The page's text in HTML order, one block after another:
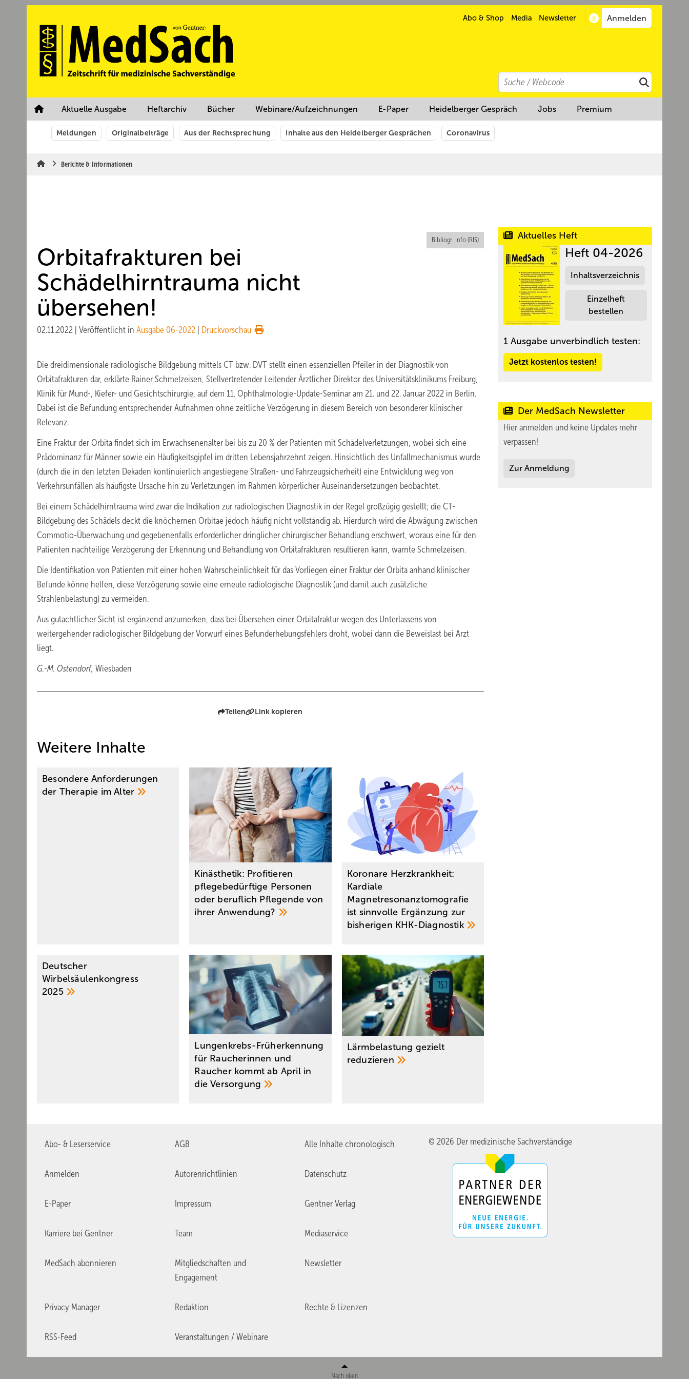
Abo & Shop Media Newsletter
Search
Suchen
Aktuelle Ausgabe Heftarchiv Bücher Webinare/Aufzeichnungen E-Paper Heidelberger Gespräch Jobs Premium
Meldungen Originalbeiträge Aus der Rechtsprechung Inhalte aus den Heidelberger Gesprächen Coronavirus
Berichte & Informationen
Bibliogr. Info (RIS)
Orbitafrakturen bei
Schädelhirntrauma nicht
übersehen!
02.11.2022 Veröffentlicht in Ausgabe 06-2022 Druckvorschau
Die dreidimensionale radiologische Bildgebung mittels CT bzw. DVT stellt einen essenziellen Pfeiler in der Diagnostik von
Orbitafrakturen dar, erklärte Rainer Schmelzeisen, Stellvertretender Leitender Ärztlicher Direktor des Universitätsklinikums Freiburg,
Klinik für Mund-, Kiefer- und Gesichtschirurgie, auf dem 11. Ophthalmologie-Update-Seminar am 21. und 22. Januar 2022 in Berlin.
Dabei ist die Befundung entsprechender Aufnahmen ohne zeitliche Verzögerung in diesem Bereich von besonderer klinischer
Relevanz.
Eine Fraktur der Orbita findet sich im Erwachsenenalter bei bis zu 20 % der Patienten mit Schädelverletzungen, wobei sich eine
Prädominanz für Männer sowie ein Häufigkeitsgipfel im dritten Lebensjahrzehnt zeigen. Hinsichtlich des Unfallmechanismus wurde
(durch die in den letzten Dekaden kontinuierlich angestiegene Straßen- und Fahrzeugsicherheit) eine Entwicklung weg von
Verkehrsunfällen als häufigste Ursache hin zu Verletzungen im Rahmen körperlicher Auseinandersetzungen beobachtet.
Bei einem Schädelhirntrauma wird zwar die Indikation zur radiologischen Diagnostik in der Regel großzügig gestellt; die CT-
Bildgebung des Schädels deckt die knöchernen Orbitae jedoch häufig nicht vollständig ab. Hierdurch wird die Abwägung zwischen
Commotio-Überwachung und gegebenenfalls erforderlicher dringlicher chirurgischer Behandlung erschwert, woraus eine für den
Patienten nachteilige Verzögerung der Erkennung und Behandlung von Orbitafrakturen resultieren kann, warnte Schmelzeisen.
Die Identifikation von Patienten mit einer hohen Wahrscheinlichkeit für das Vorliegen einer Fraktur der Orbita anhand klinischer
Befunde könne helfen, diese Verzögerung sowie eine erneute radiologische Diagnostik (und damit auch zusätzliche
Strahlenbelastung) zu vermeiden.
Aus gutachtlicher Sicht ist ergänzend anzumerken, dass bei Übersehen einer Orbitafraktur wegen des Unterlassens von
weitergehender radiologischer Bildgebung der Vorwurf eines Befunderhebungsfehlers droht, wobei dann die Beweislast bei Arzt
liegt.
G.-M. Ostendorf, Wiesbaden
Teilen Link kopieren
Weitere Inhalte
Besondere Anforderungen
der Therapie imAlter
Kinästhetik: Profitieren
pflegebedürftige Personen
oder beruflich Pflegende von
ihrer Anwendung?
Koronare Herzkrankheit:
Kardiale
Magnetresonanztomografie
ist sinnvolle Ergänzung zur
bisherigen KHK-Diagnostik
Deutscher
Wirbelsäulenkongress
2025
Lungenkrebs-Früherkennung
für Raucherinnen und
Raucher kommt ab April in
dieVersorgung
Lärmbelastung gezielt
reduzieren
Aktuelles Heft
Heft 04-2026
Inhaltsverzeichnis
Einzelheft
bestellen
1 Ausgabe unverbindlich testen:
Jetzt kostenlos testen!
Der MedSach Newsletter
Hier anmelden und keine Updates mehr
verpassen!
Zur Anmeldung
Abo- & Leserservice AGB Alle Inhalte chronologisch
Anmelden Autorenrichtlinien Datenschutz
E-Paper Impressum Gentner Verlag
Karriere bei Gentner Team Mediaservice
MedSach abonnieren
Mitgliedschaften und
Engagement
Newsletter
Privacy Manager Redaktion Rechte & Lizenzen
RSS-Feed Veranstaltungen / Webinare
© 2026 Der medizinische Sachverständige
Nach oben